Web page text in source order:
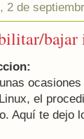
2 de
el
Aquí te dejo